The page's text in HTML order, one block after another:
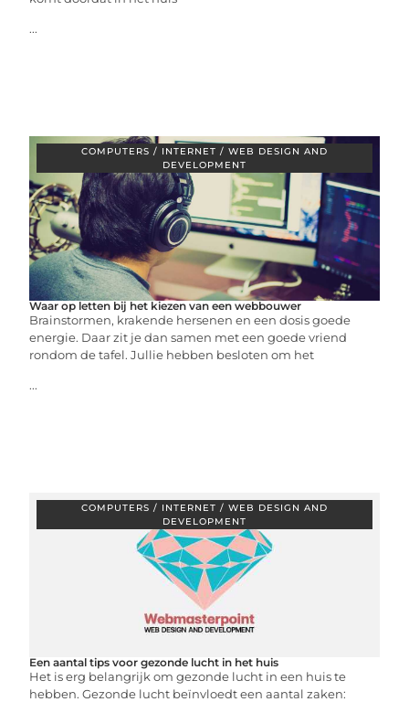
...
COMPUTERS / INTERNET / WEB DESIGN AND
DEVELOPMENT
Waar op letten bij het kiezen van een webbouwer
Brainstormen, krakende hersenen en een dosis goede
energie. Daar zit je dan samen met een goede vriend
rondom de tafel. Jullie hebben besloten om het
...
COMPUTERS / INTERNET / WEB DESIGN AND
DEVELOPMENT
Een aantal tips voor gezonde lucht in het huis
Het is erg belangrijk om gezonde lucht in een huis te
hebben. Gezonde lucht beïnvloedt een aantal zaken: